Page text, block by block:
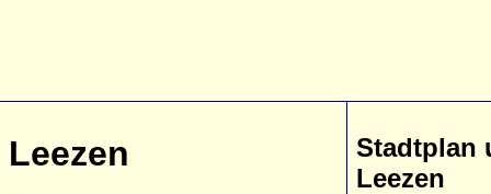
Leezen
Stadtplan
Leezen